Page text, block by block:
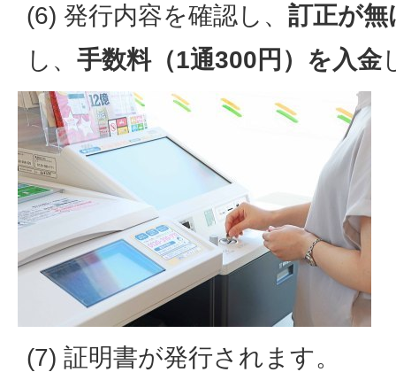
(6) 発行内容を確認し、 訂正が
し、 手数料（1通300円）を入金
(7) 証明書が発行されます。